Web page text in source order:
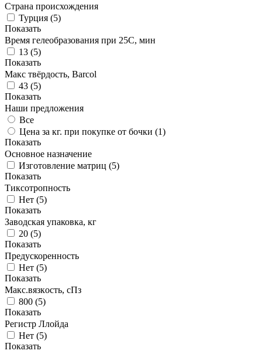
Страна происхождения
Турция (5)
Показать
Время гелеобразования при 25С, мин
13 (5)
Показать
Макс твёрдость, Barcol
43 (5)
Показать
Наши предложения
Все
Цена за кг. при покупке от бочки (1)
Показать
Основное назначение
Изготовление матриц (5)
Показать
Тиксотропность
Нет (5)
Показать
Заводская упаковка, кг
20 (5)
Показать
Предускоренность
Нет (5)
Показать
Макс.вязкoсть, сПз
800 (5)
Показать
Регистр Ллойда
Нет (5)
Показать